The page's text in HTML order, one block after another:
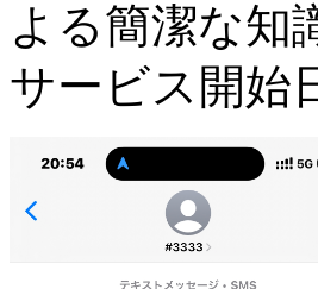
よる簡潔な知
サービス開始